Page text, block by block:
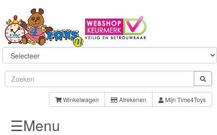
Winkelwagen Afrekenen Mijn Time4Toys
Sylvanian
Families
Aquabeads
☰Menu